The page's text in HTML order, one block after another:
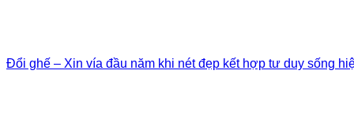
Đổi ghế – Xin vía đầu năm khi nét đẹp kết hợp tư duy sống